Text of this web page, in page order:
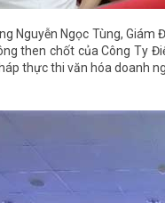
Nguyễn Ngọc Tùng,
then chốt của Công Ty
thực thi văn hóa doanh